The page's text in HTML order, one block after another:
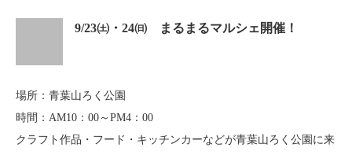
9/23㈯・24㈰ まるまるマルシェ開催！
場所：青葉山ろく公園
時間：AM10：00～PM4：00
クラフト作品・フード・キッチンカーなどが青葉山ろく公園に来